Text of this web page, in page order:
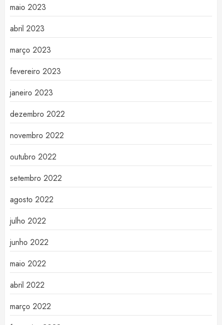
maio 2023
abril 2023
março 2023
fevereiro 2023
janeiro 2023
dezembro 2022
novembro 2022
outubro 2022
setembro 2022
agosto 2022
julho 2022
junho 2022
maio 2022
abril 2022
março 2022